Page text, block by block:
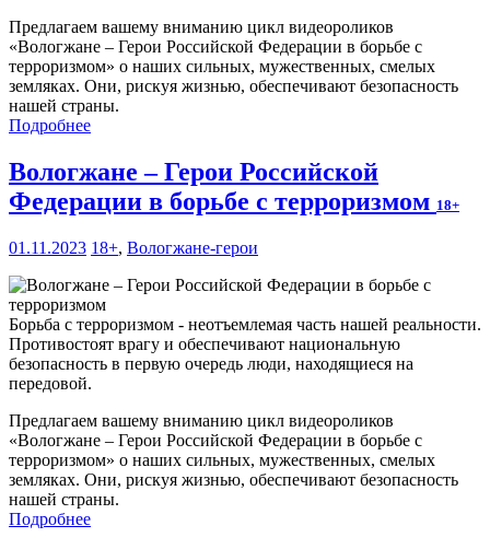
Предлагаем вашему вниманию цикл видеороликов
«Вологжане – Герои Российской Федерации в борьбе с
терроризмом» о наших сильных, мужественных, смелых
земляках. Они, рискуя жизнью, обеспечивают безопасность
нашей страны.
Подробнее
Вологжане – Герои Российской
Федерации в борьбе с терроризмом 18+
01.11.2023 18+, Вологжане-герои
Борьба с терроризмом - неотъемлемая часть нашей реальности.
Противостоят врагу и обеспечивают национальную
безопасность в первую очередь люди, находящиеся на
передовой.
Предлагаем вашему вниманию цикл видеороликов
«Вологжане – Герои Российской Федерации в борьбе с
терроризмом» о наших сильных, мужественных, смелых
земляках. Они, рискуя жизнью, обеспечивают безопасность
нашей страны.
Подробнее